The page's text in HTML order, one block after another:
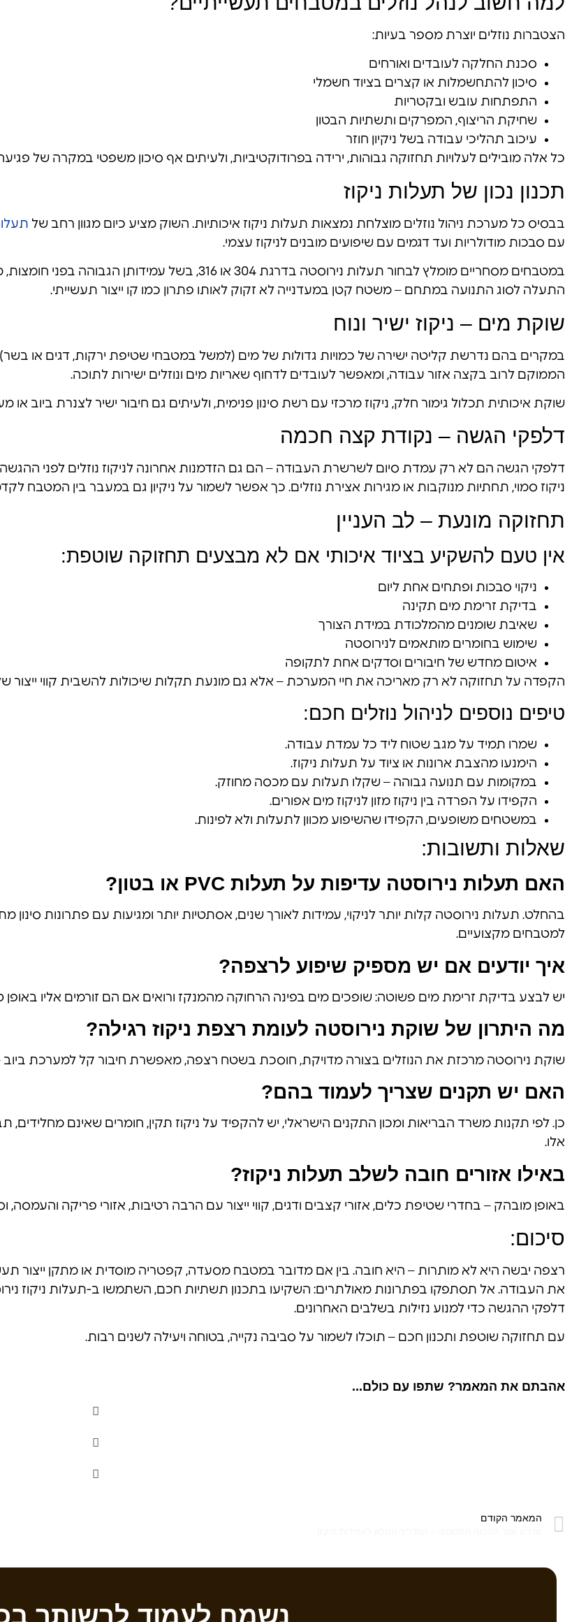
הצטברות נוזלים יוצרת מספר בעיות:
סכנת החלקה לעובדים ואורחים
סיכון להתחשמלות או קצרים בציוד חשמלי
התפתחות עובש ובקטריות
שחיקת הריצוף, המפרקים ותשתיות הבטון
עיכוב תהליכי עבודה בשל ניקיון חוזר
כל אלה מובילים לעלויות תחזוקה גבוהות, ירידה בפרודוקטיביות, ולעיתים אף סיכון משפטי במקרה של
תכנון נכון של תעלות ניקוז
בבסיס כל מערכת ניהול נוזלים מוצלחת נמצאות תעלות ניקוז איכותיות. השוק מציע כיום מגוון רחב של
עם סבכות מודולריות ועד דגמים עם שיפועים מובנים לניקוז עצמי.
במטבחים מסחריים מומלץ לבחור תעלות נירוסטה בדרגת 304
התעלה לסוג התנועה במתחם – משטח קטן במעדנייה לא זקוק לאותו פתרון כמו קו ייצור תעשייתי.
שוקת מים – ניקוז ישיר ונוח
במקרים בהם נדרשת קליטה ישירה של כמויות גדולות של מים (למשל במטבחי שטיפת ירקות, דגים או
הממוקם לרוב בקצה אזור עבודה, ומאפשר לעובדים לדחוף שאריות מים ונוזלים ישירות לתוכה.
שוקת איכותית תכלול גימור חלק, ניקוז מרכזי עם רשת סינון פנימית, ולעיתים גם חיבור ישיר לצנרת ביוב או
דלפקי הגשה – נקודת קצה חכמה
דלפקי הגשה הם לא רק עמדת סיום לשרשרת העבודה – הם גם הזדמנות אחרונה לניקוז נוזלים לפני
ניקוז סמוי, תחתיות מנוקבות או מגירות אצירת נוזלים. כך אפשר לשמור על ניקיון גם במעבר בין המטבח
תחזוקה מונעת – לב העניין
אין טעם להשקיע בציוד איכותי אם לא מבצעים תחזוקה שוטפת:
ניקוי סבכות ופתחים אחת ליום
בדיקת זרימת מים תקינה
שאיבת שומנים מהמלכודת במידת הצורך
שימוש בחומרים מותאמים לנירוסטה
איטום מחדש של חיבורים וסדקים אחת לתקופה
הקפדה על תחזוקה לא רק מאריכה את חיי המערכת – אלא גם מונעת תקלות שיכולות להשבית קווי ייצור
טיפים נוספים לניהול נוזלים חכם:
שמרו תמיד על מגב שטוח ליד כל עמדת עבודה.
הימנעו מהצבת ארונות או ציוד על תעלות ניקוז.
במקומות עם תנועה גבוהה – שקלו תעלות עם מכסה מחוזק.
הקפידו על הפרדה בין ניקוז מזון לניקוז מים אפורים.
במשטחים משופעים, הקפידו שהשיפוע מכוון לתעלות ולא לפינות.
שאלות ותשובות:
האם תעלות נירוסטה עדיפות על תעלות PVC או בטון?
למטבחים מקצועיים.
איך יודעים אם יש מספיק שיפוע לרצפה?
יש לבצע בדיקת זרימת מים פשוטה: שופכים מים בפינה הרחוקה מהמנקז ורואים אם הם זורמים אליו
מה היתרון של שוקת נירוסטה לעומת רצפת ניקוז רגילה?
שוקת נירוסטה מרכזת את הנוזלים בצורה מדויקת, חוסכת בשטח רצפה, מאפשרת חיבור קל למערכת ביוב
האם יש תקנים שצריך לעמוד בהם?
כן. לפי תקנות משרד הבריאות ומכון התקנים הישראלי, יש להקפיד על ניקוז תקין, חומרים שאינם מחלידים,
אלו.
באילו אזורים חובה לשלב תעלות ניקוז?
באופן מובהק – בחדרי שטיפת כלים, אזורי קצבים ודגים, קווי ייצור עם הרבה רטיבות, אזורי פריקה והעמסה,
סיכום:
רצפה יבשה היא לא מותרות – היא חובה. בין אם מדובר במטבח מסעדה, קפטריה מוסדית או מתקן ייצור
את העבודה. אל תסתפקו בפתרונות מאולתרים: השקיעו בתכנון תשתיות חכם, השתמשו ב-תעלות ניקוז
דלפקי ההגשה כדי למנוע נזילות בשלבים האחרונים.
עם תחזוקה שוטפת ותכנון חכם – תוכלו לשמור על סביבה נקייה, בטוחה ויעילה לשנים רבות.
אהבתם את המאמר? שתפו עם כולם...
המאמר הקודם
נשמח לעמוד לרשותך